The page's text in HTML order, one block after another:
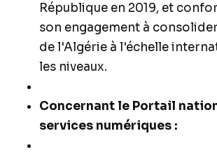
République en 2019, et
son engagement à
de l'Algérie à l'échelle
les niveaux.
Concernant le Portail
services numériques :